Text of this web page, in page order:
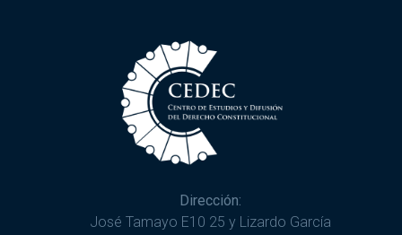
Dirección:
José Tamayo E10 25 y Lizardo García